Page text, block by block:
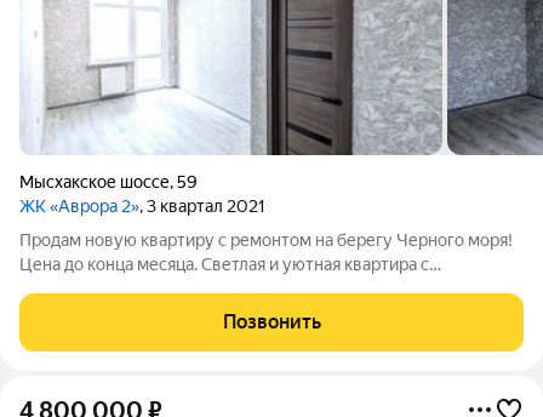
Мысхакское шоссе,59
ЖК «Аврора 2», 3 квартал 2021
Продам новую квартиру с ремонтом на берегу Черного моря!
Цена до конца месяца. Светлая и уютная квартира с
с панорамным остеклением вид на горы и виноградники!Позвонить
4 800 000 ₽